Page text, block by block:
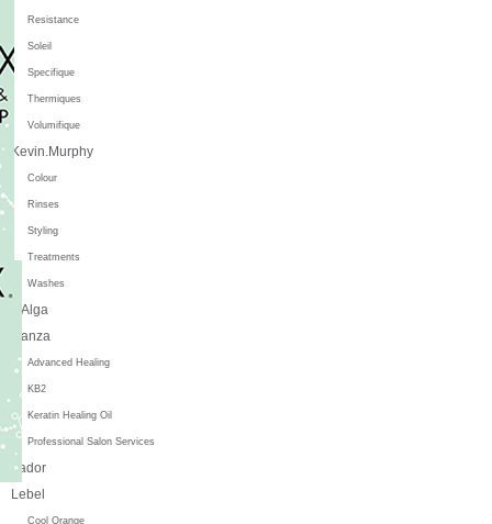
Resistance
Soleil
Specifique
Thermiques
Volumifique
Kevin.Murphy
Colour
Rinses
Styling
Treatments
Washes
L'Alga
L'anza
Advanced Healing
KB2
Keratin Healing Oil
Professional Salon Services
Lador
Lebel
Cool Orange